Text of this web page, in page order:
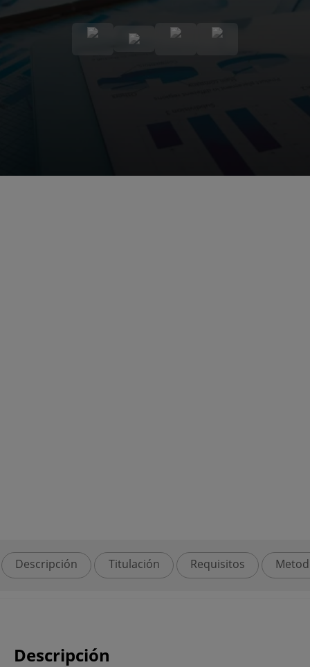
Descripción Titulación Requisitos
Descripción